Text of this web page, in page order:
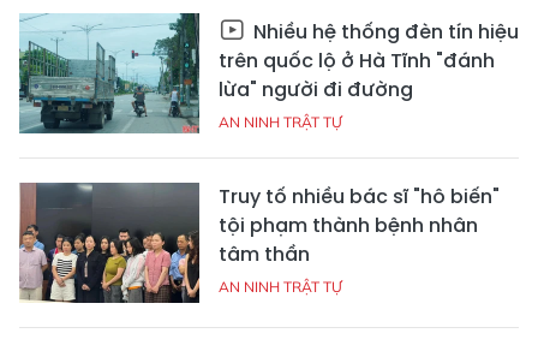
Nhiều hệ thống đèn tín hiệu
trên quốc lộ ở Hà Tĩnh "đánh
lừa" người đi đường
AN NINH TRẬT TỰ
Truy tố nhiều bác sĩ "hô biến"
tội phạm thành bệnh nhân
tâm thần
AN NINH TRẬT TỰ